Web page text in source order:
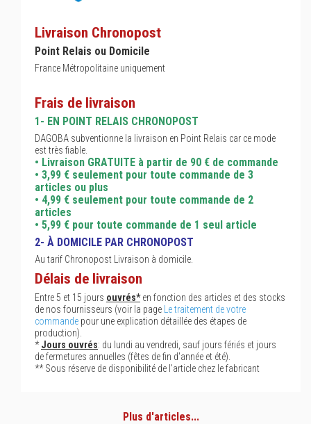
Livraison Chronopost
Point Relais ou Domicile
France Métropolitaine uniquement
Frais de livraison
1- EN POINT RELAIS CHRONOPOST
DAGOBA subventionne la livraison en Point Relais car ce mode
est très fiable.
• Livraison GRATUITE à partir de 90 € de commande
• 3,99 € seulement pour toute commande de 3
articles ou plus
• 4,99 € seulement pour toute commande de 2
articles
• 5,99 € pour toute commande de 1 seul article
2- À DOMICILE PAR CHRONOPOST
Au tarif Chronopost Livraison à domicile.
Délais de livraison
Entre 5 et 15 jours ouvrés*en fonction des articles et des stocks
de nos fournisseurs (voir la page
Le traitement de votre
commande pour une explication détaillée des étapes de
production).
*Jours ouvrés: du lundi au vendredi, sauf jours fériés et jours
de fermetures annuelles (fêtes de fin d'année et été).
** Sous réserve de disponibilité de l'article chez le fabricant
Plus d'articles...